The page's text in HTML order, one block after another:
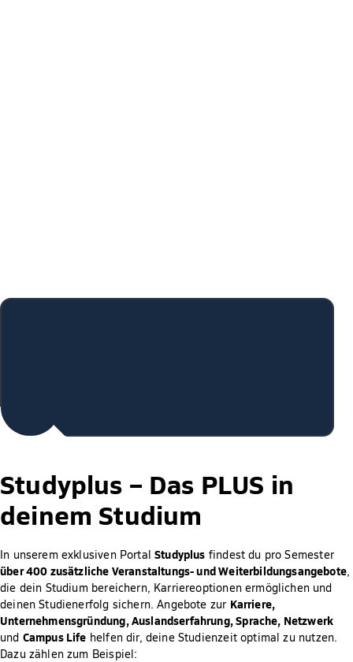
Studyplus – Das PLUS in
deinem Studium
In unserem exklusiven PortalStudyplus findest du pro Semester
über 400 zusätzliche Veranstaltungs- und Weiterbildungsangebote,
die dein Studium bereichern, Karriereoptionen ermöglichen und
deinen Studienerfolg sichern. Angebote zur Karriere,
Unternehmensgründung, Auslandserfahrung, Sprache, Netzwerk
und Campus Life helfen dir, deine Studienzeit optimal zu nutzen.
Dazu zählen zum Beispiel: